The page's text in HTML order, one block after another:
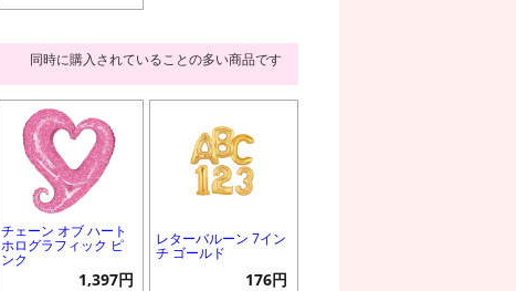
同時に購入されていることの多い商品です
チェーン オブ ハート
ホログラフィック ピ
ンク
1,397円
レターバルーン 7イン
チ ゴールド
176円